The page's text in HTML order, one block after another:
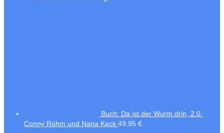
Buch: Da ist der Wurm drin, 2.0.
Conny Röhm und Nana Keck 49,95 €